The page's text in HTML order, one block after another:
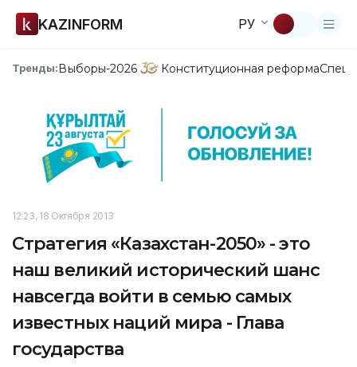
KAZINFORM РУ
Тренды:Выборы-2026 Конституционная реформа
12:23, 18 Октября 2013
Стратегия «Казахстан-2050» - это
наш великий исторический шанс
навсегда войти в семью самых
известных наций мира - Глава
государства